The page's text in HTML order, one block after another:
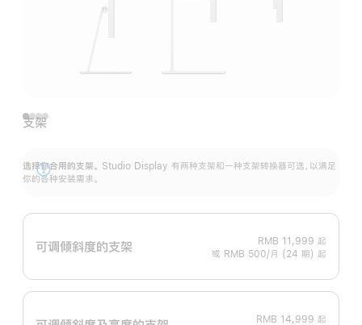
支架
选择你合用的支架。 Studio Display 有两种支架和一种支架转换器可选，以满足
你的各种安装需求。
展
可调倾斜度的支架 RMB 11,999 起
或 RMB 500/月 (24 期) 起
RMB 14,999 起